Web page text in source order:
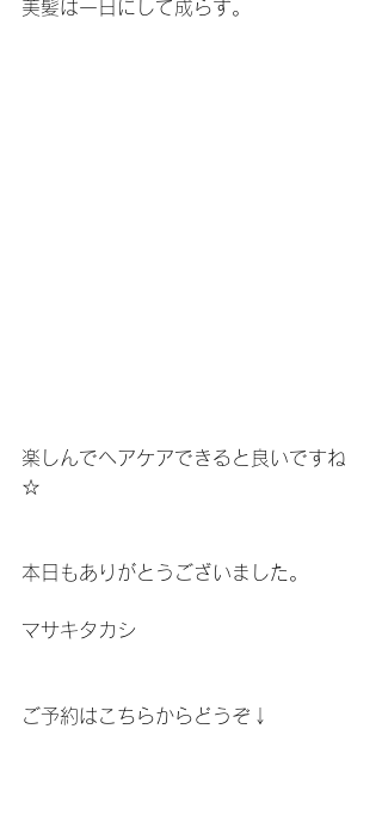
美髪は一日にして成らず。
楽しんでヘアケアできると良いですね
☆
本日もありがとうございました。
マサキタカシ
ご予約はこちらからどうぞ↓